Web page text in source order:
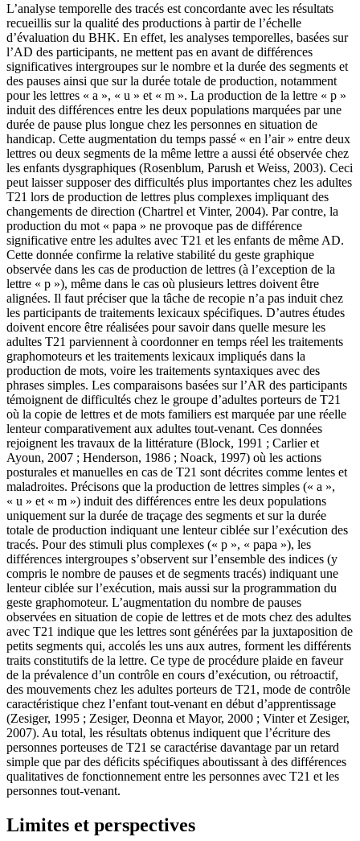
L’analyse temporelle des tracés est concordante avec les résultats
recueillis sur la qualité des productions à partir de l’échelle
d’évaluation du BHK. En effet, les analyses temporelles, basées sur
l’AD des participants, ne mettent pas en avant de différences
significatives intergroupes sur le nombre et la durée des segments et
des pauses ainsi que sur la durée totale de production, notamment
pour les lettres « a », « u » et « m ». La production de la lettre « p »
induit des différences entre les deux populations marquées par une
durée de pause plus longue chez les personnes en situation de
handicap. Cette augmentation du temps passé « en l’air » entre deux
lettres ou deux segments de la même lettre a aussi été observée chez
les enfants dysgraphiques (Rosenblum, Parush et Weiss, 2003). Ceci
peut laisser supposer des difficultés plus importantes chez les adultes
T21 lors de production de lettres plus complexes impliquant des
changements de direction (Chartrel et Vinter, 2004). Par contre, la
production du mot « papa » ne provoque pas de différence
significative entre les adultes avec T21 et les enfants de même AD.
Cette donnée confirme la relative stabilité du geste graphique
observée dans les cas de production de lettres (à l’exception de la
lettre « p »), même dans le cas où plusieurs lettres doivent être
alignées. Il faut préciser que la tâche de recopie n’a pas induit chez
les participants de traitements lexicaux spécifiques. D’autres études
doivent encore être réalisées pour savoir dans quelle mesure les
adultes T21 parviennent à coordonner en temps réel les traitements
graphomoteurs et les traitements lexicaux impliqués dans la
production de mots, voire les traitements syntaxiques avec des
phrases simples. Les comparaisons basées sur l’AR des participants
témoignent de difficultés chez le groupe d’adultes porteurs de T21
où la copie de lettres et de mots familiers est marquée par une réelle
lenteur comparativement aux adultes tout-venant. Ces données
rejoignent les travaux de la littérature (Block, 1991 ; Carlier et
Ayoun, 2007 ; Henderson, 1986 ; Noack, 1997) où les actions
posturales et manuelles en cas de T21 sont décrites comme lentes et
maladroites. Précisons que la production de lettres simples (« a »,
« u » et « m ») induit des différences entre les deux populations
uniquement sur la durée de traçage des segments et sur la durée
totale de production indiquant une lenteur ciblée sur l’exécution des
tracés. Pour des stimuli plus complexes (« p », « papa »), les
différences intergroupes s’observent sur l’ensemble des indices (y
compris le nombre de pauses et de segments tracés) indiquant une
lenteur ciblée sur l’exécution, mais aussi sur la programmation du
geste graphomoteur. L’augmentation du nombre de pauses
observées en situation de copie de lettres et de mots chez des adultes
avec T21 indique que les lettres sont générées par la juxtaposition de
petits segments qui, accolés les uns aux autres, forment les différents
traits constitutifs de la lettre. Ce type de procédure plaide en faveur
de la prévalence d’un contrôle en cours d’exécution, ou rétroactif,
des mouvements chez les adultes porteurs de T21, mode de contrôle
caractéristique chez l’enfant tout-venant en début d’apprentissage
(Zesiger, 1995 ; Zesiger, Deonna et Mayor, 2000 ; Vinter et Zesiger,
2007). Au total, les résultats obtenus indiquent que l’écriture des
personnes porteuses de T21 se caractérise davantage par un retard
simple que par des déficits spécifiques aboutissant à des différences
qualitatives de fonctionnement entre les personnes avec T21 et les
personnes tout-venant.
Limites et perspectives